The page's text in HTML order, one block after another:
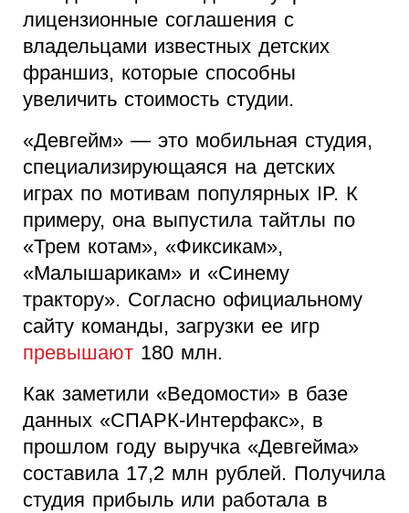
лицензионные соглашения с
владельцами известных детских
франшиз, которые способны
увеличить стоимость студии.
«Девгейм» — это мобильная студия,
специализирующаяся на детских
играх по мотивам популярных IP. К
примеру, она выпустила тайтлы по
«Трем котам», «Фиксикам»,
«Малышарикам» и «Синему
трактору». Согласно официальному
сайту команды, загрузки ее игр
превышают 180 млн.
Как заметили «Ведомости» в базе
данных «СПАРК-Интерфакс», в
прошлом году выручка «Девгейма»
составила 17,2 млн рублей. Получила
студия прибыль или работала в